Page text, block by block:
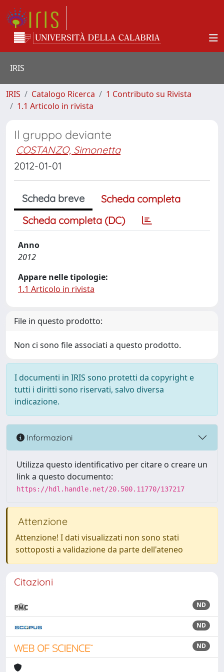
IRIS
IRIS Catalogo Ricerca
1 Contributo su Rivista
1.1 Articolo in rivista
Il gruppo deviante
COSTANZO, Simonetta
2012-01-01
Scheda breve
Scheda completa
Scheda completa (DC)
Anno
2012
Appare nelle tipologie:
1.1 Articolo in rivista
File in questo prodotto:
Non ci sono file associati a questo prodotto.
I documenti in IRIS sono protetti da copyright e
tutti i diritti sono riservati, salvo diversa
indicazione.
Informazioni
Utilizza questo identificativo per citare o creare un
link a questo documento:
https://hdl.handle.net/20.500.11770/137217
Attenzione
Attenzione! I dati visualizzati non sono stati
sottoposti a validazione da parte dell'ateneo
Citazioni
ND
ND
ND